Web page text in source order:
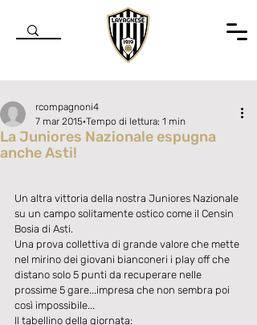
La Juniores Nazionale espugna
anche Asti!
rcompagnoni4
7 mar 2015 Tempo di lettura: 1 min
Un altra vittoria della nostra Juniores Nazionale
su un campo solitamente ostico come il Censin
Bosia di Asti.
Una prova collettiva di grande valore che mette
nel mirino dei giovani bianconeri i play off che
distano solo 5 punti da recuperare nelle
prossime 5 gare...impresa che non sembra poi
così impossibile...
Il tabellino della giornata: